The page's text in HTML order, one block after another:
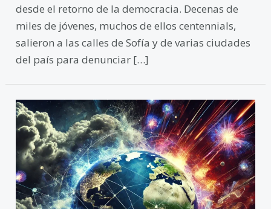
desde el retorno de la democracia. Decenas de
miles de jóvenes, muchos de ellos centennials,
salieron a las calles de Sofía y de varias ciudades
del país para denunciar […]
Se
está
acumulando
un
enorme
potencial